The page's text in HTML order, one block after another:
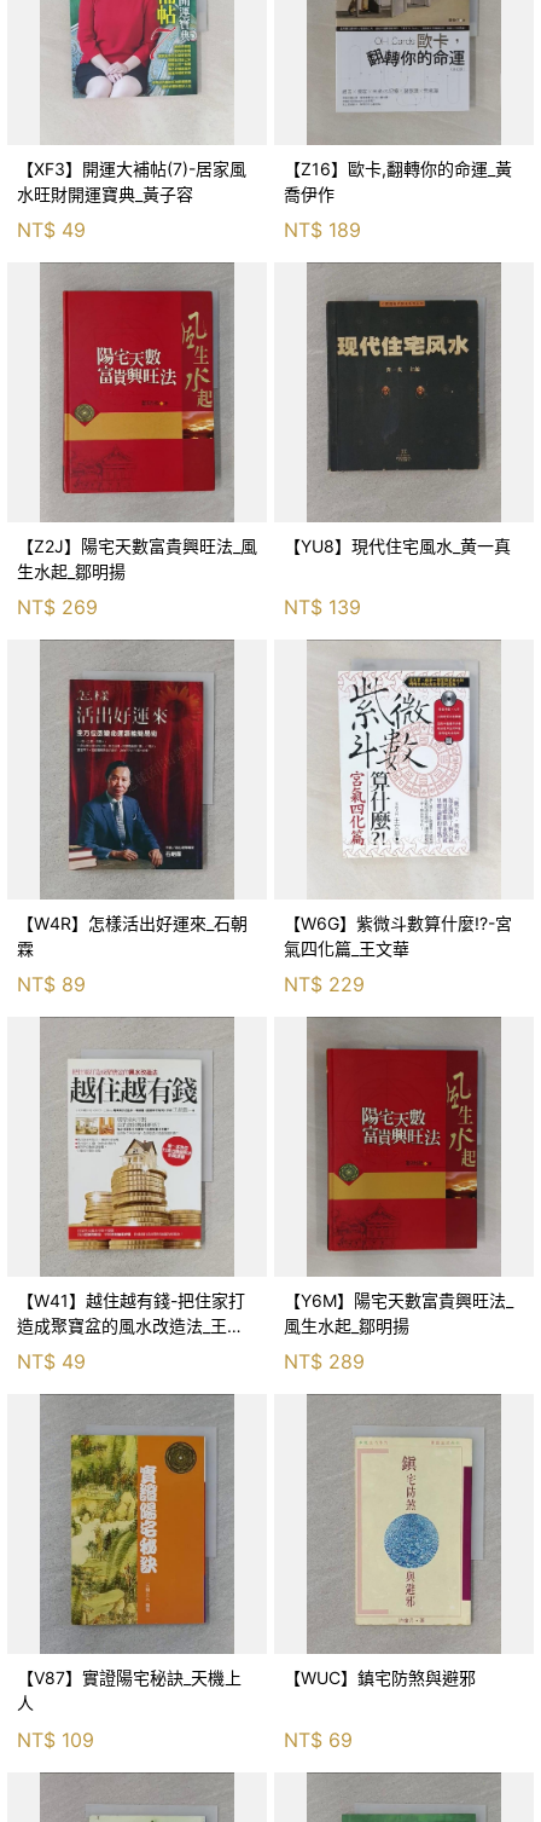
【XF3】開運大補帖(7)-居家風
水旺財開運寶典_黃子容
NT$ 49
【Z16】歐卡,翻轉你的命運_黃
喬伊作
NT$ 189
【Z2J】陽宅天數富貴興旺法_風
生水起_鄒明揚
NT$ 269
【YU8】現代住宅風水_黄一真
NT$ 139
【W4R】怎樣活出好運來_石朝
霖
NT$ 89
【W6G】紫微斗數算什麼!?-宮
氣四化篇_王文華
NT$ 229
【W41】越住越有錢-把住家打
造成聚寶盆的風水改造法_王品
豊
NT$ 49
【Y6M】陽宅天數富貴興旺法_
風生水起_鄒明揚
NT$ 289
【V87】實證陽宅秘訣_天機上
人
NT$ 109
【WUC】鎮宅防煞與避邪
NT$ 69